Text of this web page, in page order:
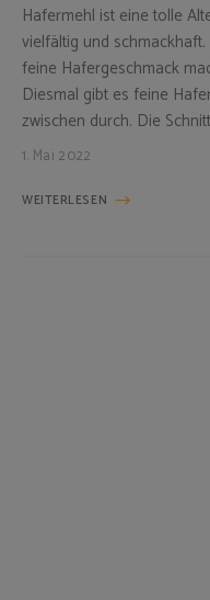
Hafermehl ist eine tolle
vielfältig und
feine Hafergeschmack
Diesmal gibt es feine
zwischen durch. Die
1. Mai 2022
WEITERLESEN